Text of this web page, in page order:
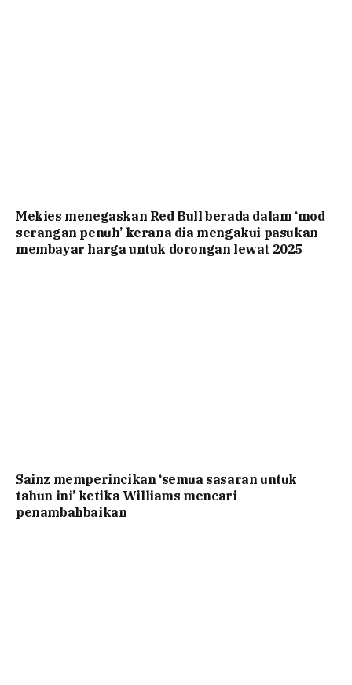
Mekies menegaskan Red Bull berada dalam ‘mod
serangan penuh’ kerana dia mengakui pasukan
membayar harga untuk dorongan lewat 2025
Sainz memperincikan ‘semua sasaran untuk
tahun ini’ ketika Williams mencari
penambahbaikan